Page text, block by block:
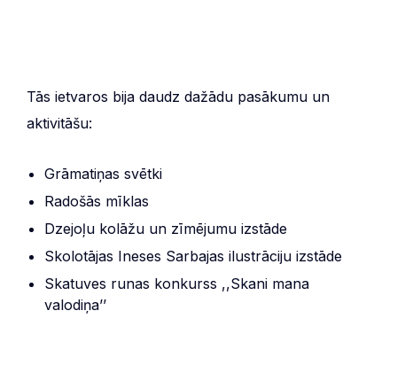
Tās ietvaros bija daudz dažādu pasākumu un
aktivitāšu:
Grāmatiņas svētki
Radošās mīklas
Dzejoļu kolāžu un zīmējumu izstāde
Skolotājas Ineses Sarbajas ilustrāciju izstāde
Skatuves runas konkurss ,,Skani mana
valodiņa’’